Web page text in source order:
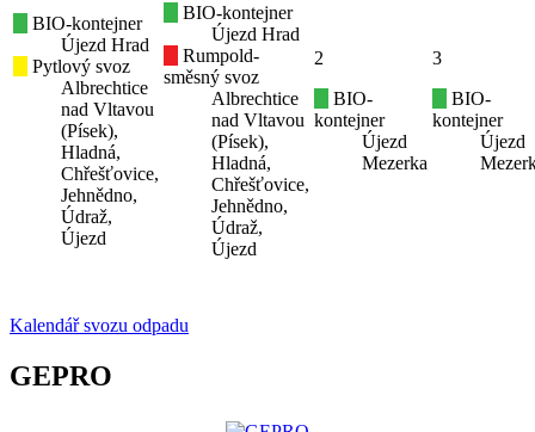
BIO-kontejner
Újezd Hrad
Pytlový svoz
Albrechtice
nad Vltavou
(Písek),
Hladná,
Chřešťovice,
Jehnědno,
Údraž,
Újezd
BIO-kontejner
Újezd Hrad
Rumpold-
směsný svoz
Albrechtice
nad Vltavou
(Písek),
Hladná,
Chřešťovice,
Jehnědno,
Údraž,
Újezd
2
BIO-
kontejner
Újezd
Mezerka
3
BIO-
kontejner
Újezd
Kalendář svozu odpadu
GEPRO